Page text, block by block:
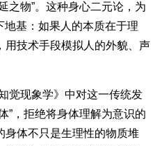
之物”。这种身心二元论，为
基：如果人的本质在于理
用技术手段模拟人的外貌、声
现象学》中对这一传统发
”，拒绝将身体理解为意识的
身体不只是生理性的物质堆